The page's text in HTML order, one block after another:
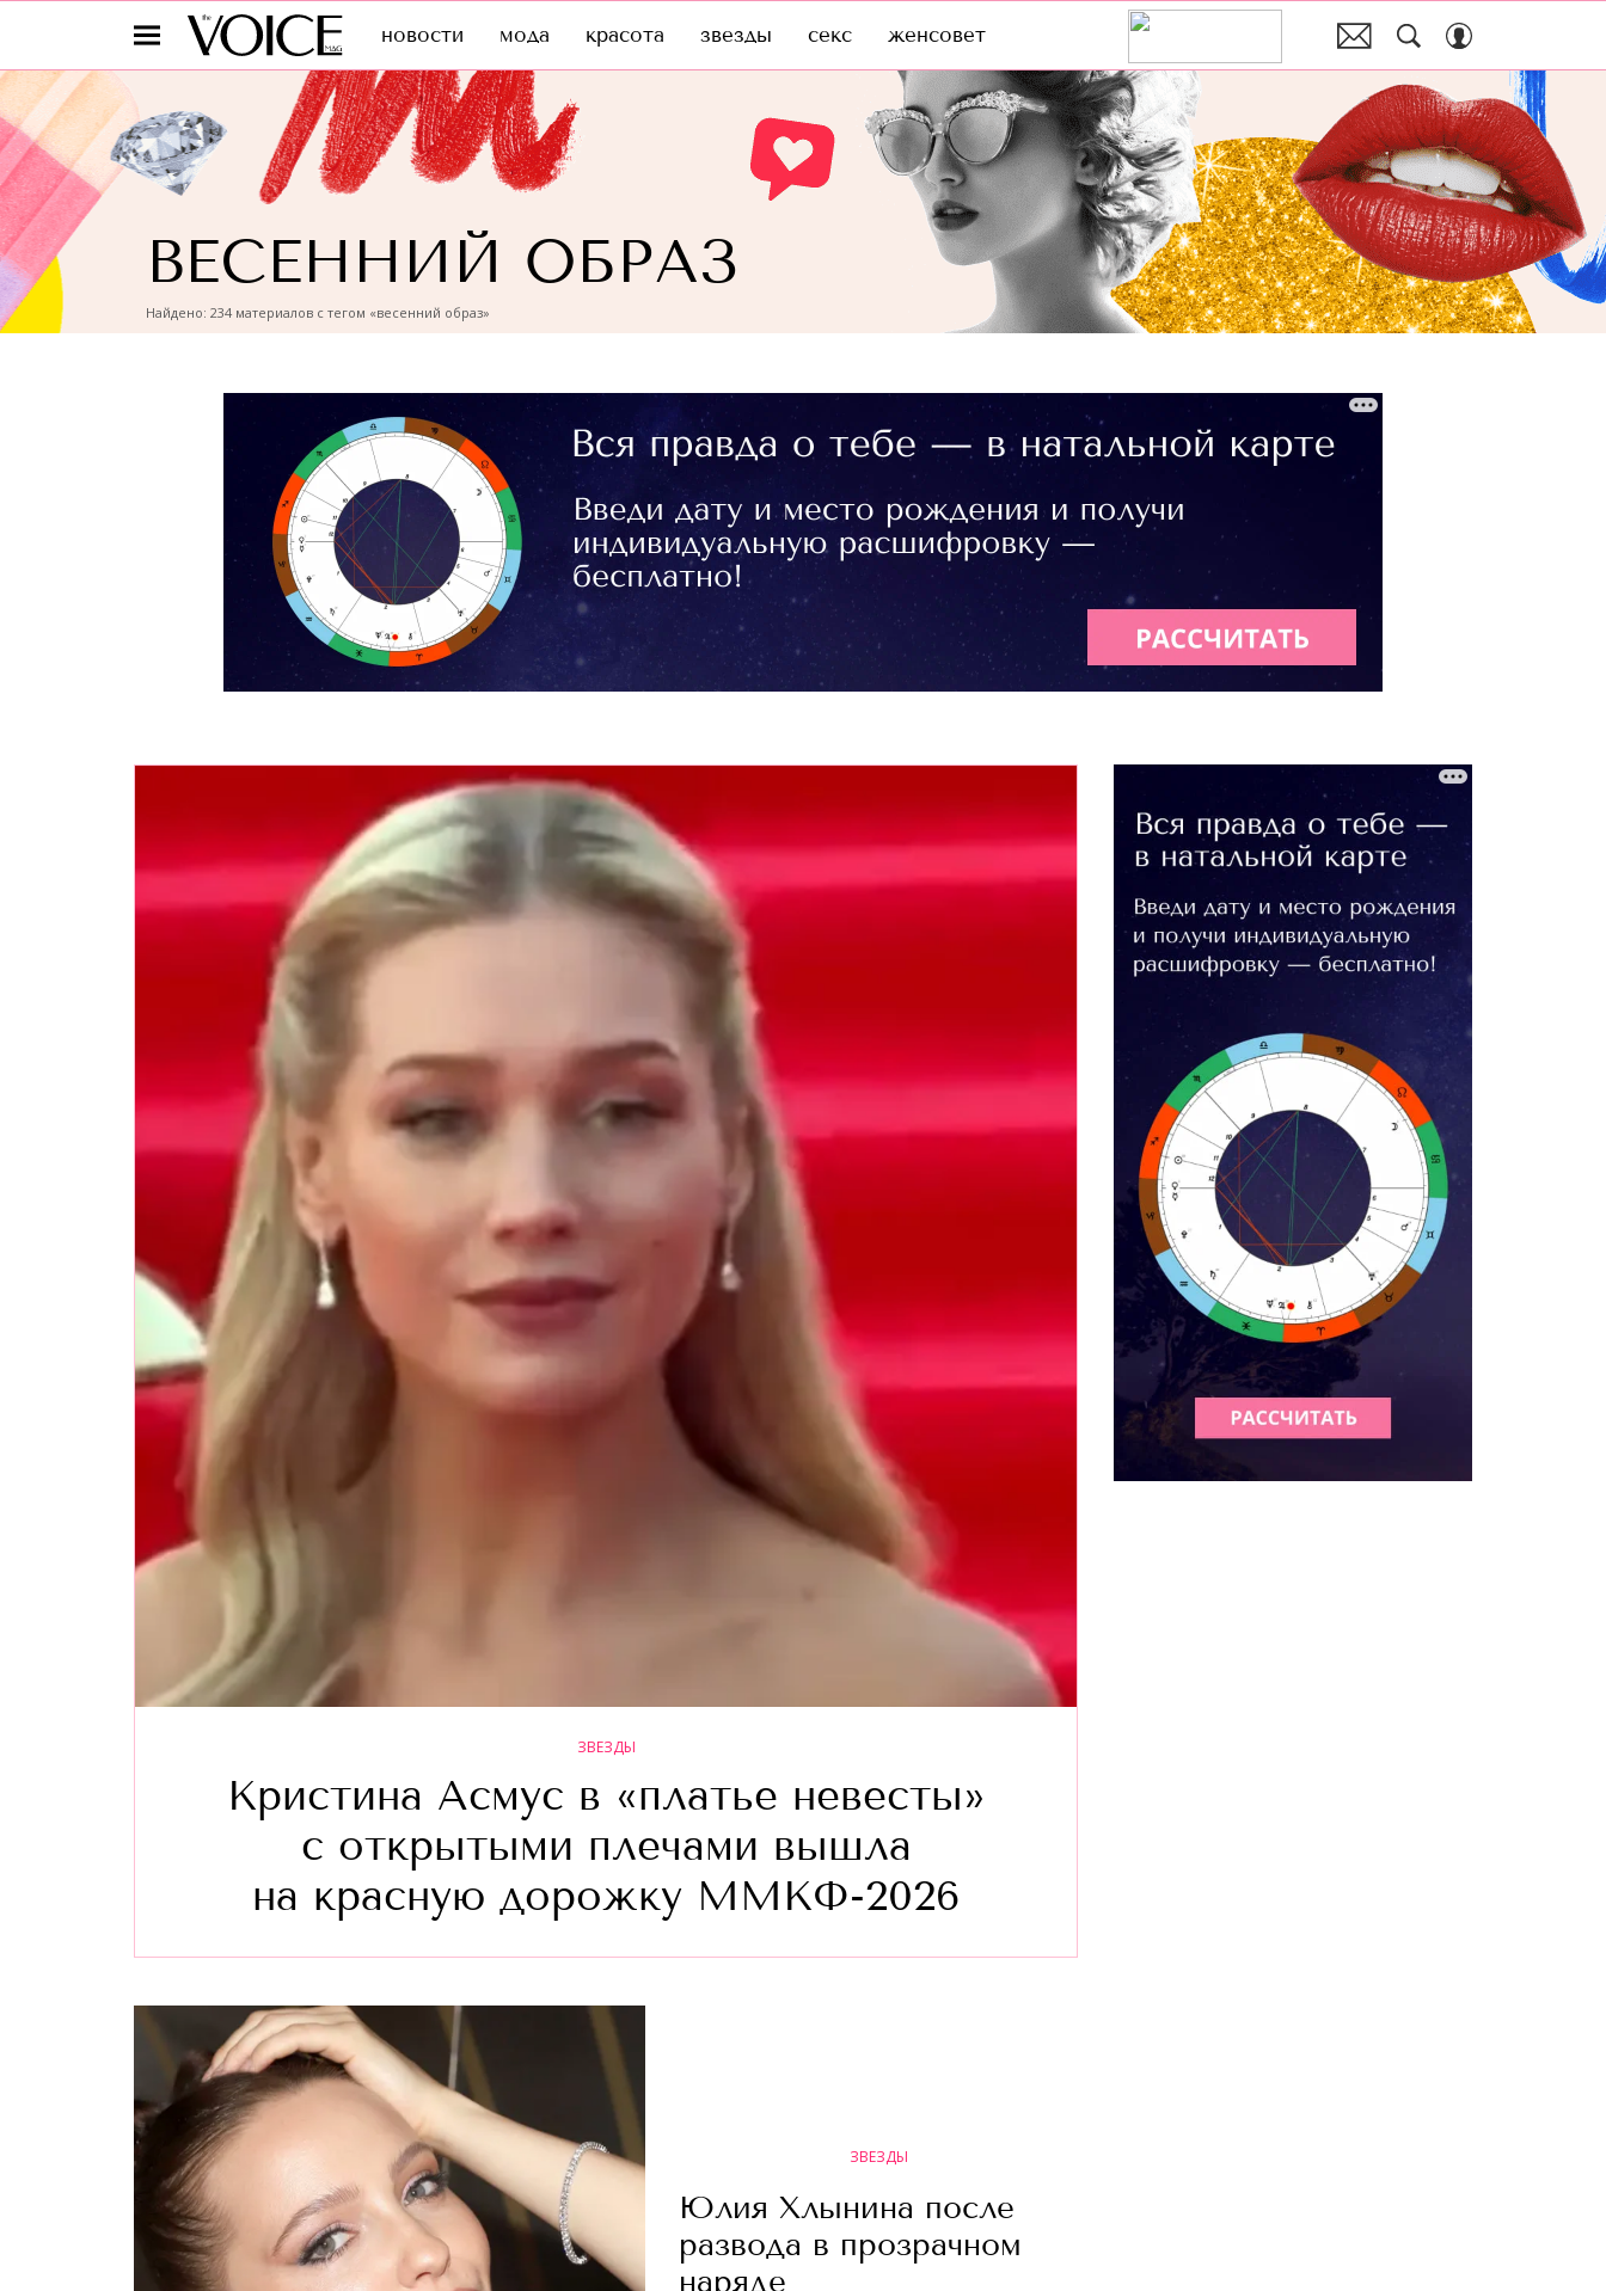
новости мода красота звезды секс женсовет
ВЕСЕННИЙ ОБРАЗ
Найдено: 234 материалов с тегом «весенний образ»
ЗВЕЗДЫ
Кристина Асмус в «платье невесты»
с открытыми плечами вышла
на красную дорожку ММКФ-2026
ЗВЕЗДЫ
Юлия Хлынина после
развода в прозрачном
наряде